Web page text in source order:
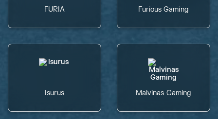
FURIA Furious Gaming
Isurus Malvinas Gaming